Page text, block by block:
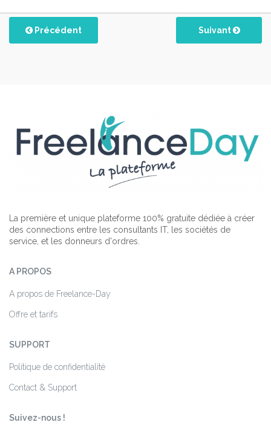
Précédent Suivant
La première et unique plateforme 100% gratuite dédiée à créer
des connections entre les consultants IT, les sociétés de
service, et les donneurs d'ordres.
A PROPOS
A propos de Freelance-Day
Offre et tarifs
SUPPORT
Politique de confidentialité
Contact & Support
Suivez-nous !